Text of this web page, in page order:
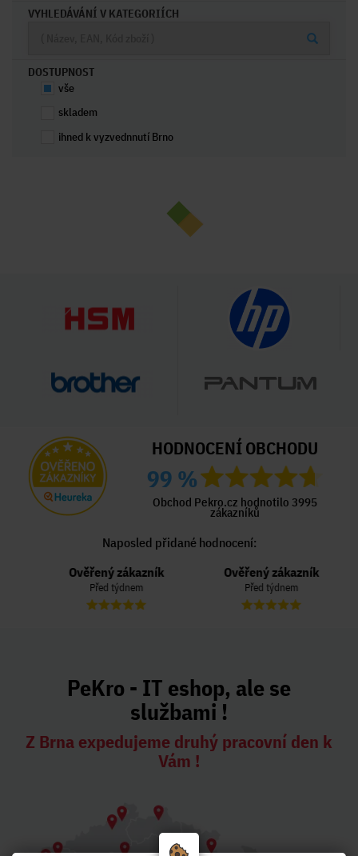
VYHLEDÁVÁNÍ V KATEGORIÍCH
DOSTUPNOST
vše
skladem
ihned k vyzvednnutí Brno
HODNOCENÍ OBCHODU
99 %
Obchod Pekro.cz hodnotilo 3995
zákazníků
Naposled přidané hodnocení:
Ověřený zákazník
Před týdnem
Ověřený zákazník
Před týdnem
PeKro - IT eshop, ale se
službami !
Z Brna expedujeme druhý pracovní den k
Vám !